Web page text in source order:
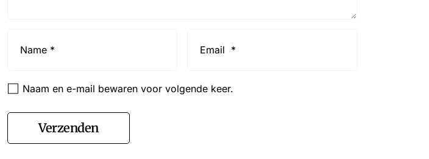
Naam en e-mail bewaren voor volgende keer.
Verzenden